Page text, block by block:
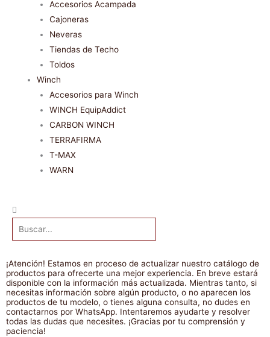
Accesorios Acampada
Cajoneras
Neveras
Tiendas de Techo
Toldos
Winch
Accesorios para Winch
WINCH EquipAddict
CARBON WINCH
TERRAFIRMA
T-MAX
WARN
Buscar
¡Atención! Estamos en proceso de actualizar nuestro catálogo de
productos para ofrecerte una mejor experiencia. En breve estará
disponible con la información más actualizada. Mientras tanto, si
necesitas información sobre algún producto, o no aparecen los
productos de tu modelo, o tienes alguna consulta, no dudes en
contactarnos por WhatsApp. Intentaremos ayudarte y resolver
todas las dudas que necesites. ¡Gracias por tu comprensión y
paciencia!